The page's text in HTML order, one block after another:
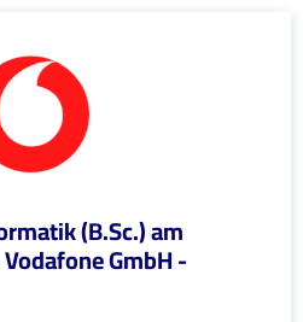
(B.Sc.) am
GmbH -